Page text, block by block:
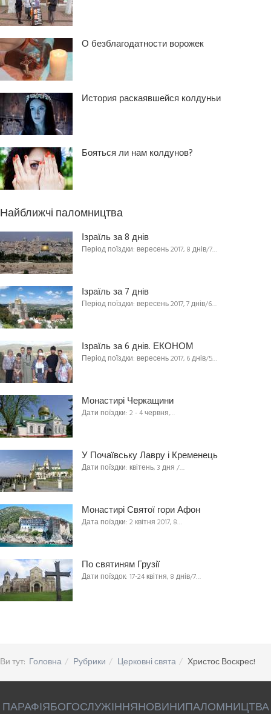
О безблагодатности ворожек
История раскаявшейся колдуньи
Бояться ли нам колдунов?
Найближчі паломництва
Ізраїль за 8 днів
Період поїздки: вересень 2017, 8 днів/7…
Ізраїль за 7 днів
Період поїздки: вересень 2017, 7 днів/6…
Ізраїль за 6 днів. ЕКОНОМ
Період поїздки: вересень 2017, 6 днів/5…
Монастирі Черкащини
Дати поїздки: 2 - 4 червня,…
У Почаївську Лавру і Кременець
Дати поїздки: квітень, 3 дня /…
Монастирі Святої гори Афон
Дата поїздки: 2 квітня 2017, 8…
По святиням Грузії
Дати поїздок: 17-24 квітня, 8 днів/7…
Ви тут: Головна Рубрики Церковні свята Христос Воскрес!
ПАРАФІЯБОГОСЛУЖІННЯНОВИНИПАЛОМНИЦТВА